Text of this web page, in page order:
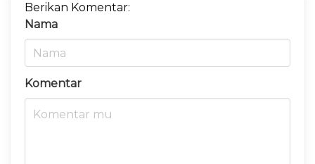
Berikan Komentar:
Nama
Komentar